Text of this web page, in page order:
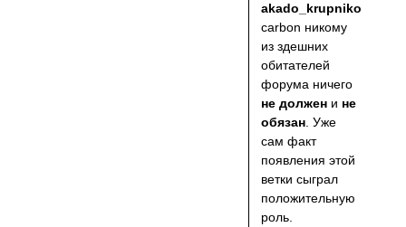
akado_krupnikova:
сarbon никому
из здешних
обитателей
форума ничего
не должен и не
обязан . Уже
сам факт
появления этой
ветки сыграл
положительную
роль.